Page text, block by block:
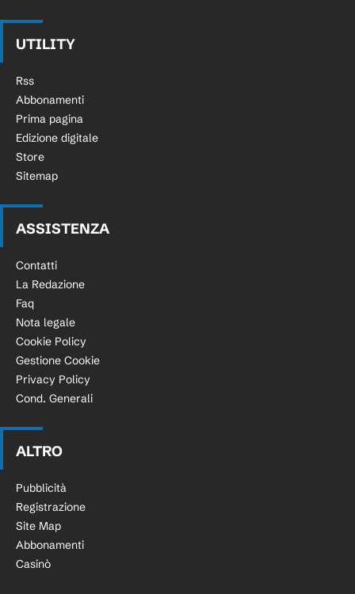
UTILITY
Rss
Abbonamenti
Prima pagina
Edizione digitale
Store
Sitemap
ASSISTENZA
Contatti
La Redazione
Faq
Nota legale
Cookie Policy
Gestione Cookie
Privacy Policy
Cond. Generali
ALTRO
Pubblicità
Registrazione
Site Map
Abbonamenti
Casinò